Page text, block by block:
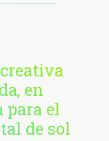
en
para el
de sol